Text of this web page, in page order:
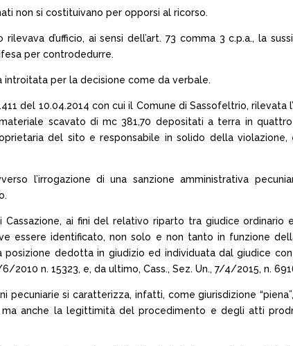
non si costituivano per opporsi al ricorso.
d’ufficio, ai sensi dell’art. 73 comma 3 c.p.a., la
per controdedurre.
introitata per la decisione come da verbale.
del 10.04.2014 con cui il Comune di Sassofeltrio, rilevata
scavato di mc 381,70 depositati a terra in
del sito e responsabile in solido della
l’irrogazione di una sanzione amministrativa
ai fini del relativo riparto tra giudice ordinario
essere identificato, non solo e non tanto in funzione
dedotta in giudizio ed individuata dal giudice
2010 n. 15323, e, da ultimo, Cass., Sez. Un., 7/4/2015, n.
pecuniarie si caratterizza, infatti, come giurisdizione
anche la legittimità del procedimento e degli atti